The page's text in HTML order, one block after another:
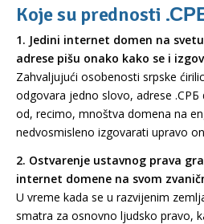
Koje su prednosti
1. Jedini internet domen na
adrese pišu onako kako se i
Zahvaljujući osobenosti srpske
odgovara jedno slovo, adrese .СРБ
od, recimo, mnoštva domena na
nedvosmisleno izgovarati upravo
2. Ostvarenje ustavnog prava
internet domene na svom
U vreme kada se u razvijenim
smatra za osnovno ljudsko pravo,